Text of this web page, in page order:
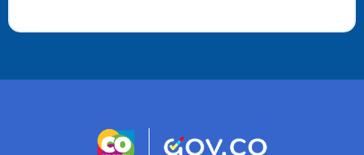
Logo marca Colombia